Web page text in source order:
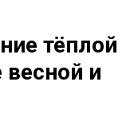
тёплой
и